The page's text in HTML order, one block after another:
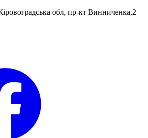
обл, пр-кт Винниченка,2